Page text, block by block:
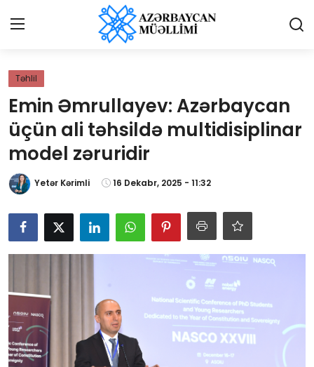
Qəzetə elan ver
Əlaqə
Haqqımızda
Reklam və elan
Biz kimik?
Gündəlik
Rəsmi
Təhlil
Emin Əmrullayev: Azərbaycan
üçün ali təhsildə multidisiplinar
model zəruridir
Yetər Kərimli 16 Dekabr, 2025 - 11:32